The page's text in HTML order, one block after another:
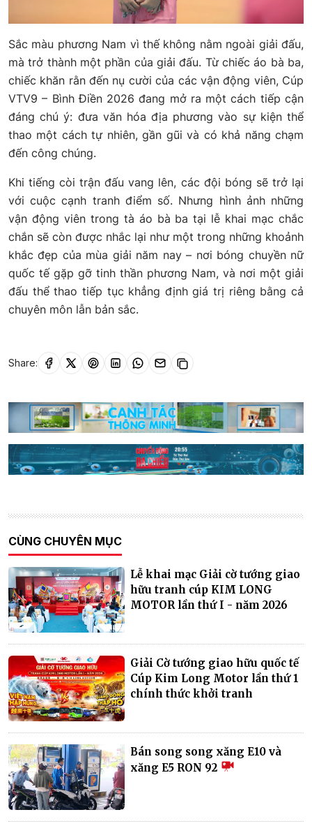
Sắc màu phương Nam vì thế không nằm ngoài giải đấu,
mà trở thành một phần của giải đấu. Từ chiếc áo bà ba,
chiếc khăn rằn đến nụ cười của các vận động viên, Cúp
VTV9 – Bình Điền 2026 đang mở ra một cách tiếp cận
đáng chú ý: đưa văn hóa địa phương vào sự kiện thể
thao một cách tự nhiên, gần gũi và có khả năng chạm
đến công chúng.
Khi tiếng còi trận đấu vang lên, các đội bóng sẽ trở lại
với cuộc cạnh tranh điểm số. Nhưng hình ảnh những
vận động viên trong tà áo bà ba tại lễ khai mạc chắc
chắn sẽ còn được nhắc lại như một trong những khoảnh
khắc đẹp của mùa giải năm nay – nơi bóng chuyền nữ
quốc tế gặp gỡ tinh thần phương Nam, và nơi một giải
đấu thể thao tiếp tục khẳng định giá trị riêng bằng cả
chuyên môn lẫn bản sắc.
Share:
CÙNG CHUYÊN MỤC
Lễ khai mạc Giải cờ tướng giao
hữu tranh cúp KIM LONG
MOTOR lần thứ I - năm 2026
Giải Cờ tướng giao hữu quốc tế
Cúp Kim Long Motor lần thứ 1
chính thức khởi tranh
Bán song song xăng E10 và
xăng E5 RON 92